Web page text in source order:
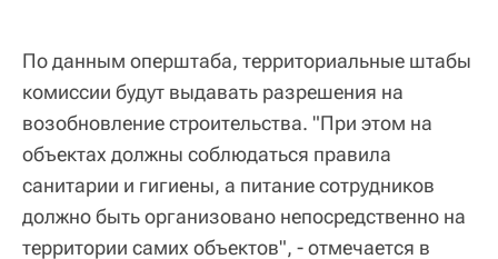
По данным оперштаба, территориальные штабы
комиссии будут выдавать разрешения на
возобновление строительства. "При этом на
объектах должны соблюдаться правила
санитарии и гигиены, а питание сотрудников
должно быть организовано непосредственно на
территории самих объектов", - отмечается в